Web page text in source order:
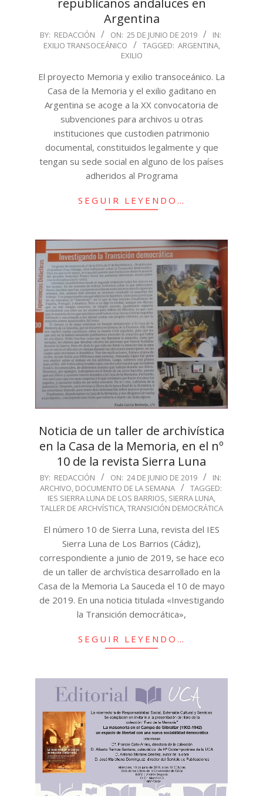
Argentina
2019-
06-
BY: REDACCIÓN ON: 25 DE JUNIO DE 2019
IN:
EXILIO TRANSOCEÁNICO
TAGGED: ARGENTINA,
EXILIO
El proyecto Memoria y exilio transoceánico. La
Casa de la Memoria y el exilio gaditano en
Argentina se acoge a la XX convocatoria de
subvenciones para archivos u otras
instituciones que custodien patrimonio
documental, constituidos legalmente y que
tengan su sede social en alguno de los países
adheridos al Programa
SEGUIR LEYENDO…
Noticia de un taller de archivística
en la Casa de la Memoria, en el nº
10 de la revista Sierra Luna
2019-
06-
24
BY: REDACCIÓN ON: 24 DE JUNIO DE 2019
IN:
ARCHIVO, DOCUMENTO DE LA SEMANA
TAGGED:
IES SIERRA LUNA DE LOS BARRIOS, SIERRA LUNA,
TALLER DE ARCHVÍSTICA,TRANSICIÓN DEMOCRÁTICA
El número 10 de Sierra Luna, revista del IES
Sierra Luna de Los Barrios (Cádiz),
correspondiente a junio de 2019, se hace eco
de un taller de archvística desarrollado en la
Casa de la Memoria La Sauceda el 10 de mayo
de 2019. En una noticia titulada «Investigando
la Transición democrática»,
SEGUIR LEYENDO…